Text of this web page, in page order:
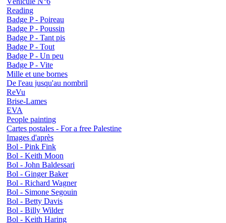
Reading
Badge P - Poireau
Badge P - Poussin
Badge P - Tant pis
Badge P - Tout
Badge P - Un peu
Badge P - Vite
Mille et une bornes
De l'eau jusqu'au nombril
ReVu
Brise-Lames
EVA
People painting
Cartes postales - For a free Palestine
Images d'après
Bol - Pink Fink
Bol - Keith Moon
Bol - John Baldessari
Bol - Ginger Baker
Bol - Richard Wagner
Bol - Simone Segouin
Bol - Betty Davis
Bol - Billy Wilder
Bol - Keith Haring